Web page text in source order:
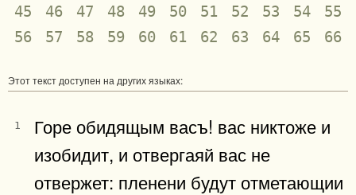
45
46 47 48 49 50 51 52 53 54
55
56
57 58 59 60 61 62 63 64 65 66
Этот текст доступен на других языках:
1
Горе обидящым васъ! вас никтоже и
изобидит, и отвергаяй вас не
отвержет: пленени будут отметающии